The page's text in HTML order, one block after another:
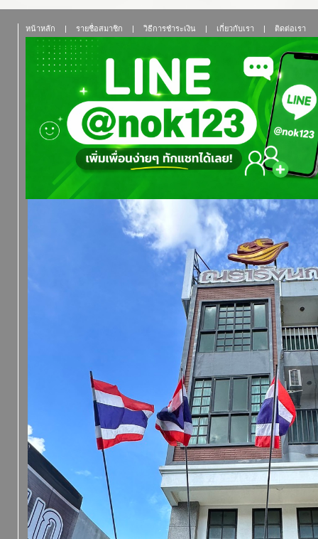
หน้าหลัก รายชื่อสมาชิก วิธีการชำระเงิน เกี่ยวกับเรา ติดต่อเรา